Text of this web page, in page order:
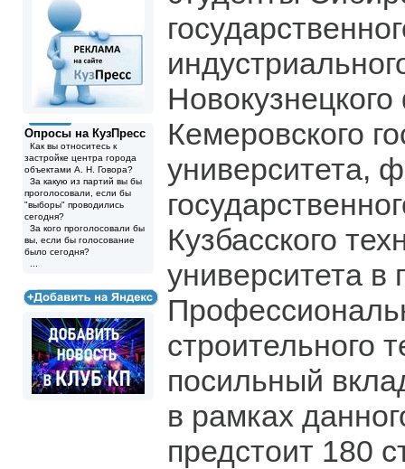
Опросы на КузПресс
Как вы относитесь к
застройке центра города
объектами А. Н. Говора?
За какую из партий вы бы
проголосовали, если бы
"выборы" проводились
сегодня?
За кого проголосовали бы
вы, если бы голосование
было сегодня?
Кемеровского
университета,
Кузбасского
университета в
строительного
посильный
в рамках
предстоит 180